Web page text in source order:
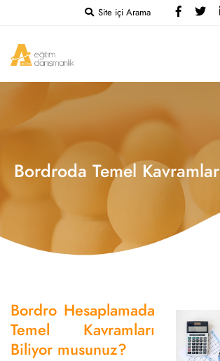
Site içi Arama
Bordroda Temel Kavramlar
Bordro Hesaplamada
Temel Kavramları
Biliyor musunuz?